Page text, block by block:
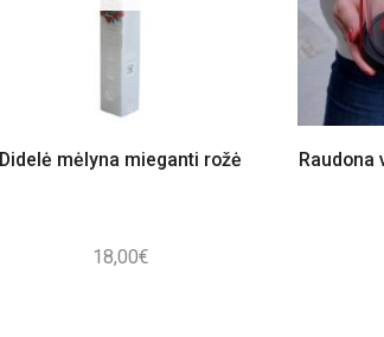
Didelė mėlyna mieganti rožė
18,00€
Raudona